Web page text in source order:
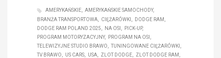
AMERYKAŃSKIE
AMERYKAŃSKIE SAMOCHODY
BRANŻA TRANSPORTOWA
CIĘŻARÓWKI
DODGE RAM
DODGE RAM POLAND 2025
NA OSI
PICK-UP
PROGRAM MOTORYZACYJNY
PROGRAM NA OSI
TELEWIZYJNE STUDIO BRAWO
TUNINGOWANE CIĘŻARÓWKI
TV BRAWO
US CARS USA ZLOT DODGE ZLOT DODGE RAM